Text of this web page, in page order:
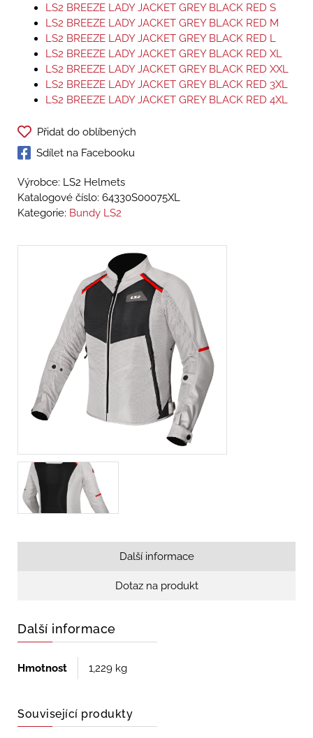
LS2 BREEZE LADY JACKET GREY BLACK RED S
LS2 BREEZE LADY JACKET GREY BLACK RED M
LS2 BREEZE LADY JACKET GREY BLACK RED L
LS2 BREEZE LADY JACKET GREY BLACK RED XL
LS2 BREEZE LADY JACKET GREY BLACK RED XXL
LS2 BREEZE LADY JACKET GREY BLACK RED 3XL
LS2 BREEZE LADY JACKET GREY BLACK RED 4XL
Přidat do oblíbených
Sdílet na Facebooku
Výrobce: LS2 Helmets
Katalogové číslo: 64330S00075XL
Kategorie: Bundy LS2
Další informace
Dotaz na produkt
Další informace
Hmotnost 1,229 kg
Související produkty